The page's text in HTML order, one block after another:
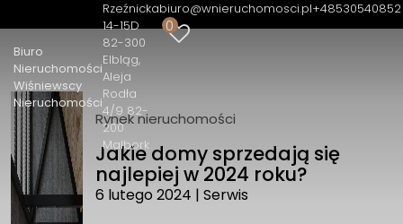
Biuro
Nieruchomości
Wiśniewscy
Nieruchomości
Rzeźnicka
14-15D
82-300
Elbląg
Aleja
Rodła
4/9 82-
200
Malbork
biuro@wnieruchomosci.pl+48530540852
0
Biuro Nieruchomości Wiśniewscy
Nieruchomości
Rzeźnicka 14-15D 82-300 Elbląg
Aleja Rodła 4/9 82-200 Malbork
+48530540852
biuro@wnieruchomosci.pl
Rynek nieruchomości
Jakie domy sprzedają się
najlepiej w 2024 roku?
6 lutego 2024 | Serwis